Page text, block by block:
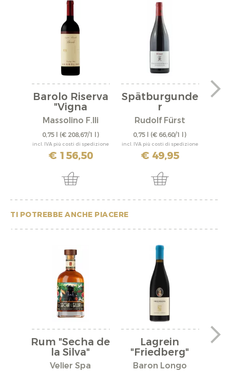
Barolo Riserva
"Vigna
Rionda"...
Massolino F.lli
0,75 l (€ 208,67/1 l)
incl. IVA più costi di spedizione
€ 156,50
Spätburgunde
r
"Bürgstadter...
Rudolf Fürst
0,75 l (€ 66,60/1 l)
incl. IVA più costi di spedizione
€ 49,95
TI POTREBBE ANCHE PIACERE
Rum "Secha de
la Silva"
Velier Spa
Lagrein
"Friedberg"
2022
Baron Longo